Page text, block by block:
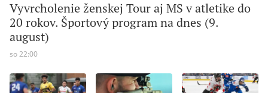
Vyvrcholenie ženskej Tour aj MS v atletike do
20 rokov. Športový program na dnes (9.
august)
so 22:00